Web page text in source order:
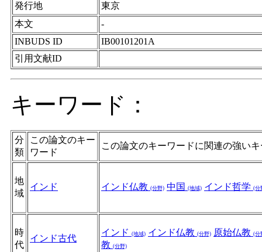
発行地
東京
本文
-
INBUDS ID
IB00101201A
引用文献ID
キーワード：
分
類
この論文のキー
ワード
この論文のキーワードに関連の強い
地
域
インド インド仏教 (分野) 中国 (地域) インド哲学 (分
時
代
インド古代
インド (地域) インド仏教 (分野) 原始仏教 (分
教 (分野)